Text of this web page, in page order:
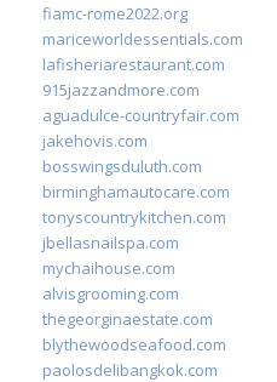
fiamc-rome2022.org
mariceworldessentials.com
lafisheriarestaurant.com
915jazzandmore.com
aguadulce-countryfair.com
jakehovis.com
bosswingsduluth.com
birminghamautocare.com
tonyscountrykitchen.com
jbellasnailspa.com
mychaihouse.com
alvisgrooming.com
thegeorginaestate.com
blythewoodseafood.com
paolosdelibangkok.com